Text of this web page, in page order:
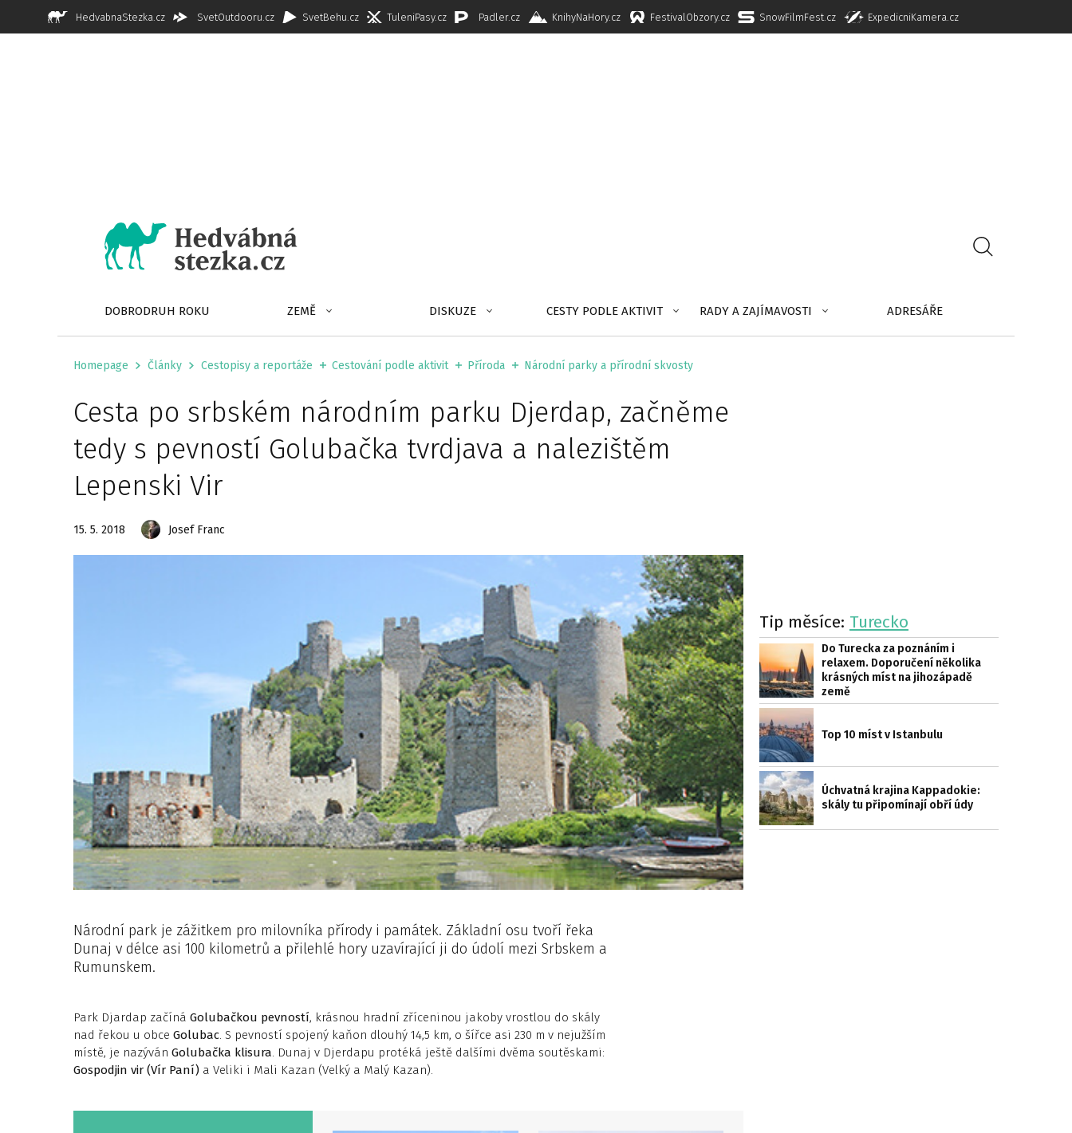
HedvabnaStezka.cz SvetOutdooru.cz SvetBehu.cz TuleniPasy.cz Padler.cz KnihyNaHory.cz FestivalObzory.cz SnowFilmFest.cz ExpedicniKamera.cz
DOBRODRUH ROKU ZEMĚ DISKUZE CESTY PODLE AKTIVIT RADY A ZAJÍMAVOSTI ADRESÁŘE
Homepage Články Cestopisy a reportáže Cestování podle aktivit Příroda Národní parky a přírodní skvosty
Cesta po srbském národním parku Djerdap, začněme
tedy s pevností Golubačka tvrdjava a nalezištěm
Lepenski Vir
15. 5. 2018 Josef Franc
Národní park je zážitkem pro milovníka přírody i památek. Základní osu tvoří řeka
Dunaj v délce asi 100 kilometrů a přilehlé hory uzavírající ji do údolí mezi Srbskem a
Rumunskem.
Park Djardap začíná Golubačkou pevností, krásnou hradní zříceninou jakoby vrostlou do skály
nad řekou u obce Golubac. S pevností spojený kaňon dlouhý 14,5 km, o šířce asi 230 m v nejužším
místě, je nazýván Golubačka klisura. Dunaj v Djerdapu protéká ještě dalšími dvěma soutěskami:
Gospodjin vir (Vír Paní) a Veliki i Mali Kazan (Velký a Malý Kazan).
Tip měsíce: Turecko
Do Turecka za poznáním i
relaxem. Doporučení několika
krásných míst na jihozápadě
země
Top 10 míst v Istanbulu
Úchvatná krajina Kappadokie:
skály tu připomínají obří údy